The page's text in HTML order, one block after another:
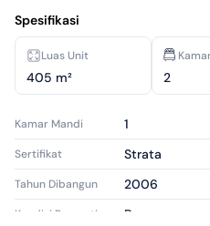
Spesifikasi
Luas Unit
405 m² 2
Kamar Mandi 1
Sertifikat Strata
Tahun Dibangun 2006
Kondisi Properti Bagus